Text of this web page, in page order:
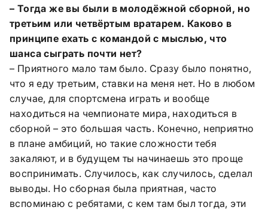
– Тогда же вы были в молодёжной сборной, но
третьим или четвёртым вратарем. Каково в
принципе ехать с командой с мыслью, что
шанса сыграть почти нет?
– Приятного мало там было. Сразу было понятно,
что я еду третьим, ставки на меня нет. Но в любом
случае, для спортсмена играть и вообще
находиться на чемпионате мира, находиться в
сборной – это большая часть. Конечно, неприятно
в плане амбиций, но такие сложности тебя
закаляют, и в будущем ты начинаешь это проще
воспринимать. Случилось, как случилось, сделал
выводы. Но сборная была приятная, часто
вспоминаю с ребятами, с кем там был тогда, эти